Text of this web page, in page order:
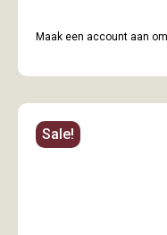
Maak een account aan
Sale!